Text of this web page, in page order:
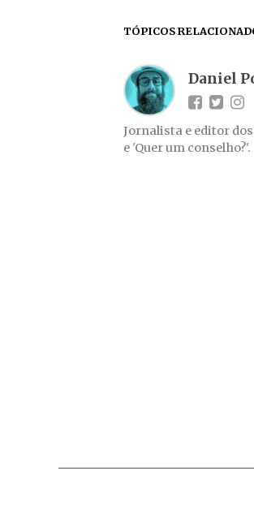
TÓPICOS
Daniel
Jornalista e editor
e 'Quer um conselho?'.